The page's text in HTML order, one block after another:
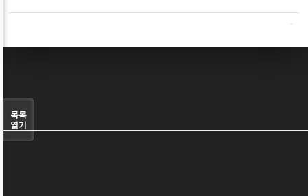
목록
열기